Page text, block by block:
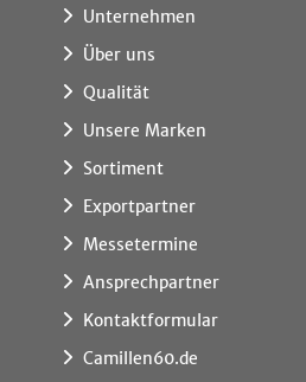
Unternehmen
Über uns
Qualität
Unsere Marken
Sortiment
Exportpartner
Messetermine
Ansprechpartner
Kontaktformular
Camillen60.de